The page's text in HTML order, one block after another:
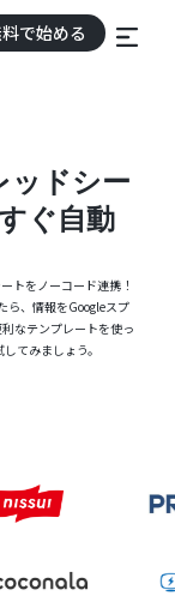
で始める
ッドシー
ぐ自動
トをノーコード連携！
ら、情報をGoogleスプ
なテンプレートを使っ
てみましょう。